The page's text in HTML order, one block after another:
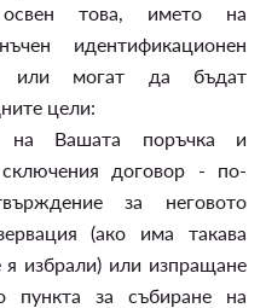
това, името на
идентификационен
могат да бъдат
цели:
на Вашата поръчка и
договор - по-
за неговото
(ако има такава
избрали) или изпращане
за събиране на